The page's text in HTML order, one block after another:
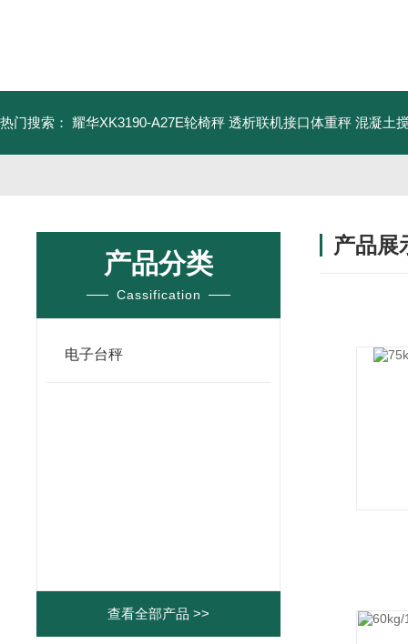
热门搜索： 耀华XK3190-A27E轮椅秤 透析联机接口体重秤 混凝土
产品分类
Cassification
电子台秤
查看全部产品 >>
产品展